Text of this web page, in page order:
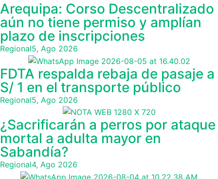
Arequipa: Corso Descentralizado
aún no tiene permiso y amplían
plazo de inscripciones
Regional5, Ago 2026
FDTA respalda rebaja de pasaje a
S/ 1 en el transporte público
Regional5, Ago 2026
¿Sacrificarán a perros por ataque
mortal a adulta mayor en
Sabandía?
Regional4, Ago 2026